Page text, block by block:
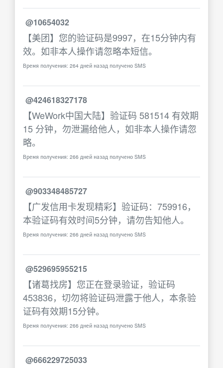
@10654032
【美团】您的验证码是9997，在15分钟内有
效。如非本人操作请忽略本短信。
Время получения: 264 дней назад получено SMS
@424618327178
【WeWork中国大陆】验证码 581514 有效期
15 分钟，勿泄漏给他人，如非本人操作请忽
略。
Время получения: 266 дней назад получено SMS
@903348485727
【广发信用卡发现精彩】验证码：759916，
本验证码有效时间5分钟，请勿告知他人。
Время получения: 266 дней назад получено SMS
@529695955215
【诸葛找房】您正在登录验证，验证码
453836，切勿将验证码泄露于他人，本条验
证码有效期15分钟。
Время получения: 266 дней назад получено SMS
@666229725033